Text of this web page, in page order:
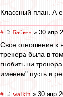
Классный план. А
# Бабкен » 30 апр
Свое отношение к
тренера была в
гнобить ни
именем" пусть и
# walkin » 30 апр